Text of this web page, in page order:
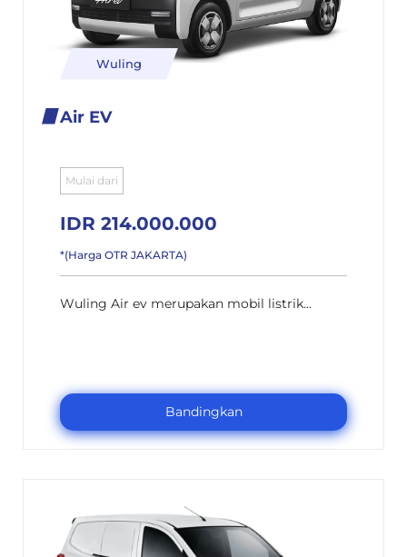
Wuling
Air EV
Mulai dari
IDR 214.000.000
*(Harga OTR JAKARTA)
Wuling Air ev merupakan mobil listrik...
Bandingkan